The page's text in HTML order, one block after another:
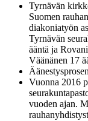
Tyrnävän
Suomen
diakoniatyön
Tyrnävän
ääntä ja
Väänänen 17
Vuonna 2016
vuoden ajan.